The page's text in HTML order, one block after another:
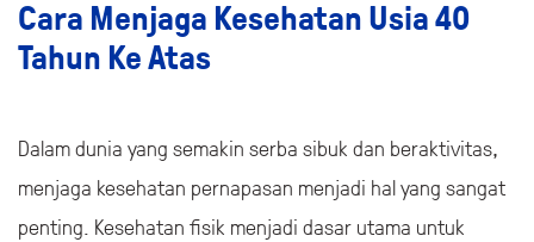
Cara Menjaga Kesehatan Usia 40
Tahun Ke Atas
Dalam dunia yang semakin serba sibuk dan beraktivitas,
menjaga kesehatan pernapasan menjadi hal yang sangat
penting. Kesehatan fisik menjadi dasar utama untuk